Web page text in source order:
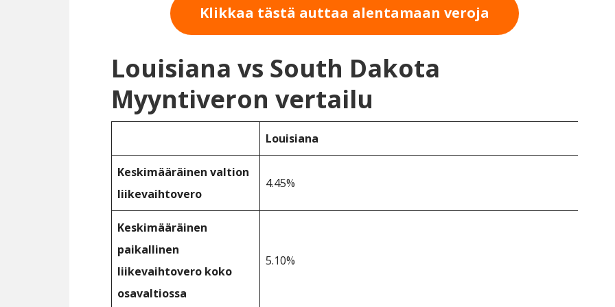
Klikkaa tästä auttaa alentamaan veroja
Louisiana vs South Dakota
Myyntiveron vertailu
Louisiana
Keskimääräinen valtion
liikevaihtovero
4.45%
Keskimääräinen
paikallinen
liikevaihtovero koko
osavaltiossa
5.10%